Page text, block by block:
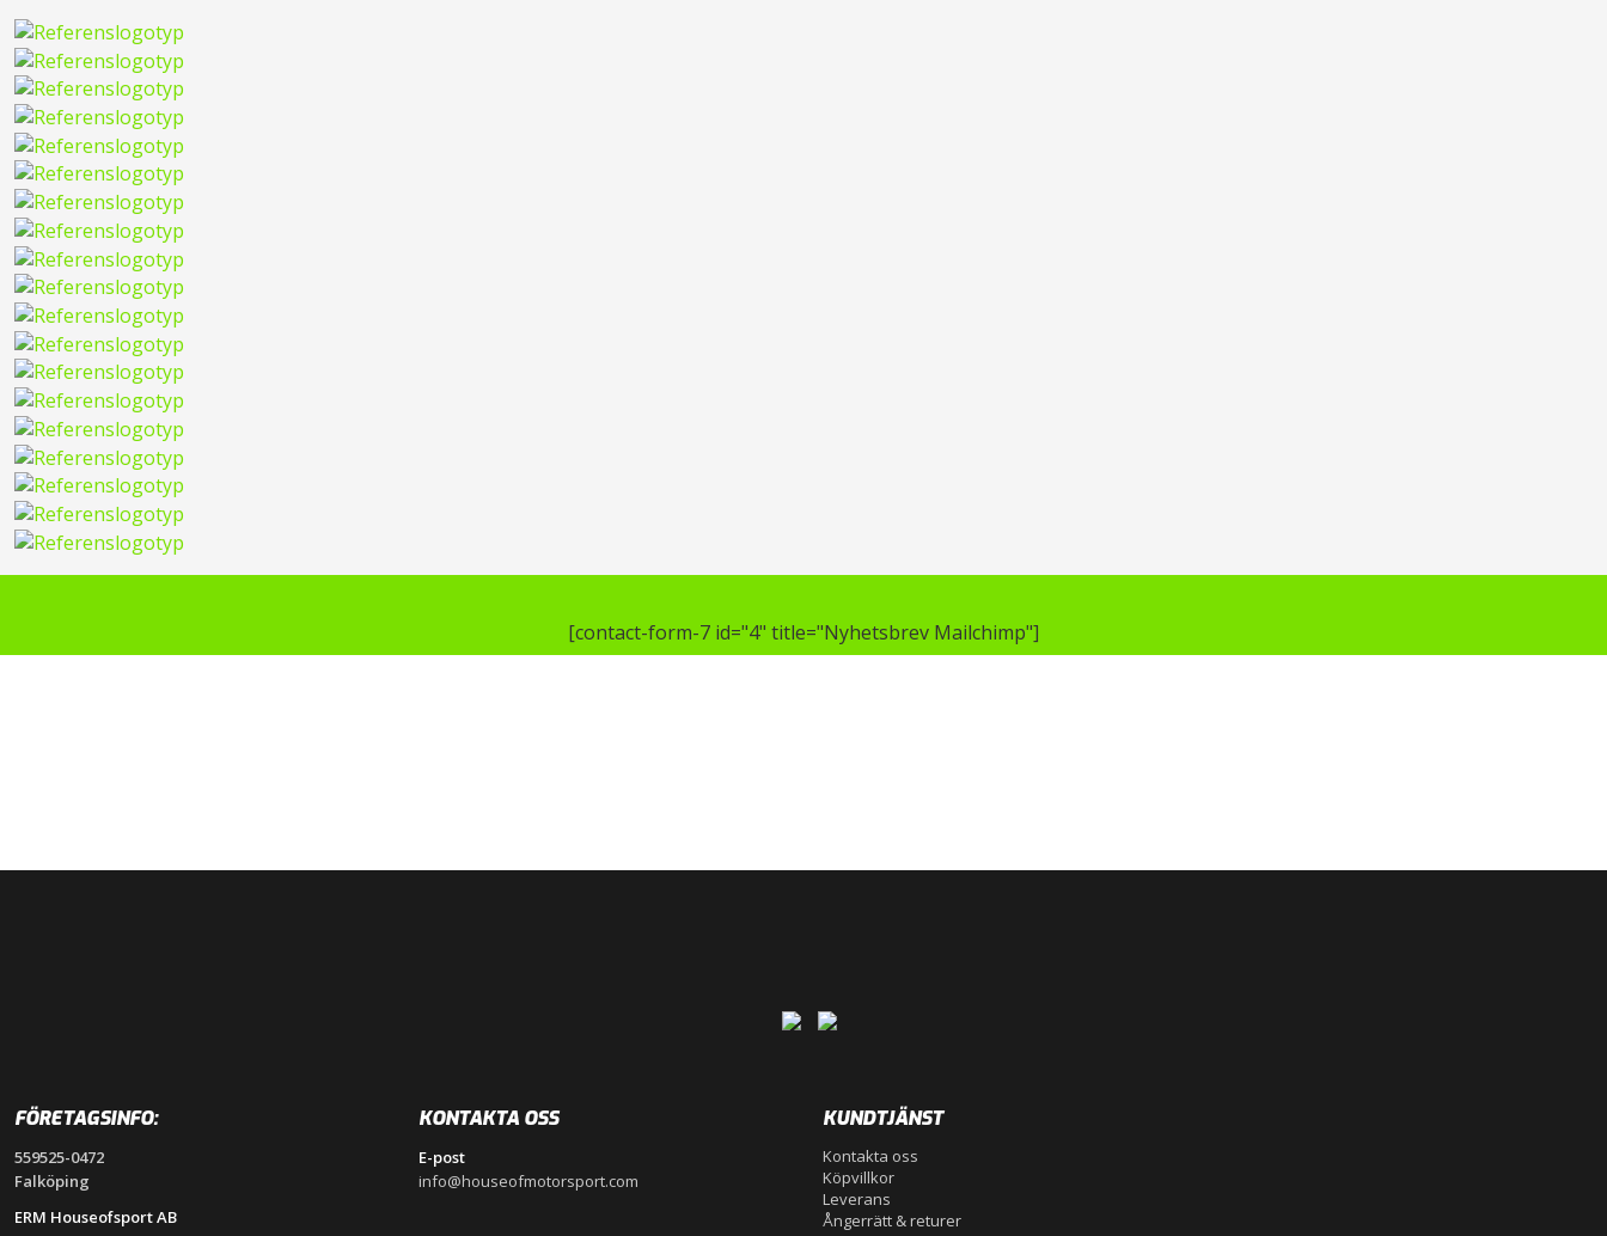
[contact-form-7 id="4" title="Nyhetsbrev Mailchimp"]
FÖRETAGSINFO:
559525-0472
Falköping
ERM Houseofsport AB
KONTAKTA OSS
E-post
info@houseofmotorsport.com
KUNDTJÄNST
Kontakta oss
Köpvillkor
Leverans
Ångerrätt & returer